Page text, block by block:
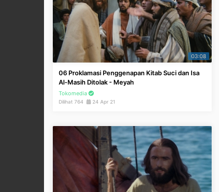
03:08
06 Proklamasi Penggenapan Kitab Suci dan Isa
Al-Masih Ditolak - Meyah
Tokomedia
Dilihat 764 24 Apr 21